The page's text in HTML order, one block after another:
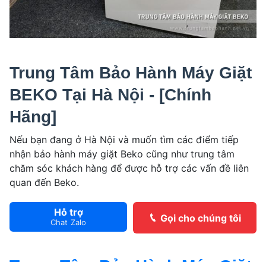
Trung Tâm Bảo Hành Máy Giặt
BEKO Tại Hà Nội - [Chính
Hãng]
Nếu bạn đang ở Hà Nội và muốn tìm các điểm tiếp
nhận bảo hành máy giặt Beko cũng như trung tâm
chăm sóc khách hàng để được hỗ trợ các vấn đề liên
quan đến Beko.
Gọi cho chúng tôi
Hỗ trợ
Chat Zalo